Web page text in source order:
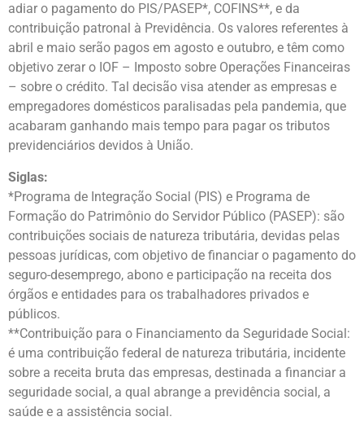
adiar o pagamento do PIS/PASEP*, COFINS**, e da
contribuição patronal à Previdência. Os valores referentes à
abril e maio serão pagos em agosto e outubro, e têm como
objetivo zerar o IOF – Imposto sobre Operações Financeiras
– sobre o crédito. Tal decisão visa atender as empresas e
empregadores domésticos paralisadas pela pandemia, que
acabaram ganhando mais tempo para pagar os tributos
previdenciários devidos à União.
Siglas:
*Programa de Integração Social (PIS) e Programa de
Formação do Patrimônio do Servidor Público (PASEP): são
contribuições sociais de natureza tributária, devidas pelas
pessoas jurídicas, com objetivo de financiar o pagamento do
seguro-desemprego, abono e participação na receita dos
órgãos e entidades para os trabalhadores privados e
públicos.
**Contribuição para o Financiamento da Seguridade Social:
é uma contribuição federal de natureza tributária, incidente
sobre a receita bruta das empresas, destinada a financiar a
seguridade social, a qual abrange a previdência social, a
saúde e a assistência social.